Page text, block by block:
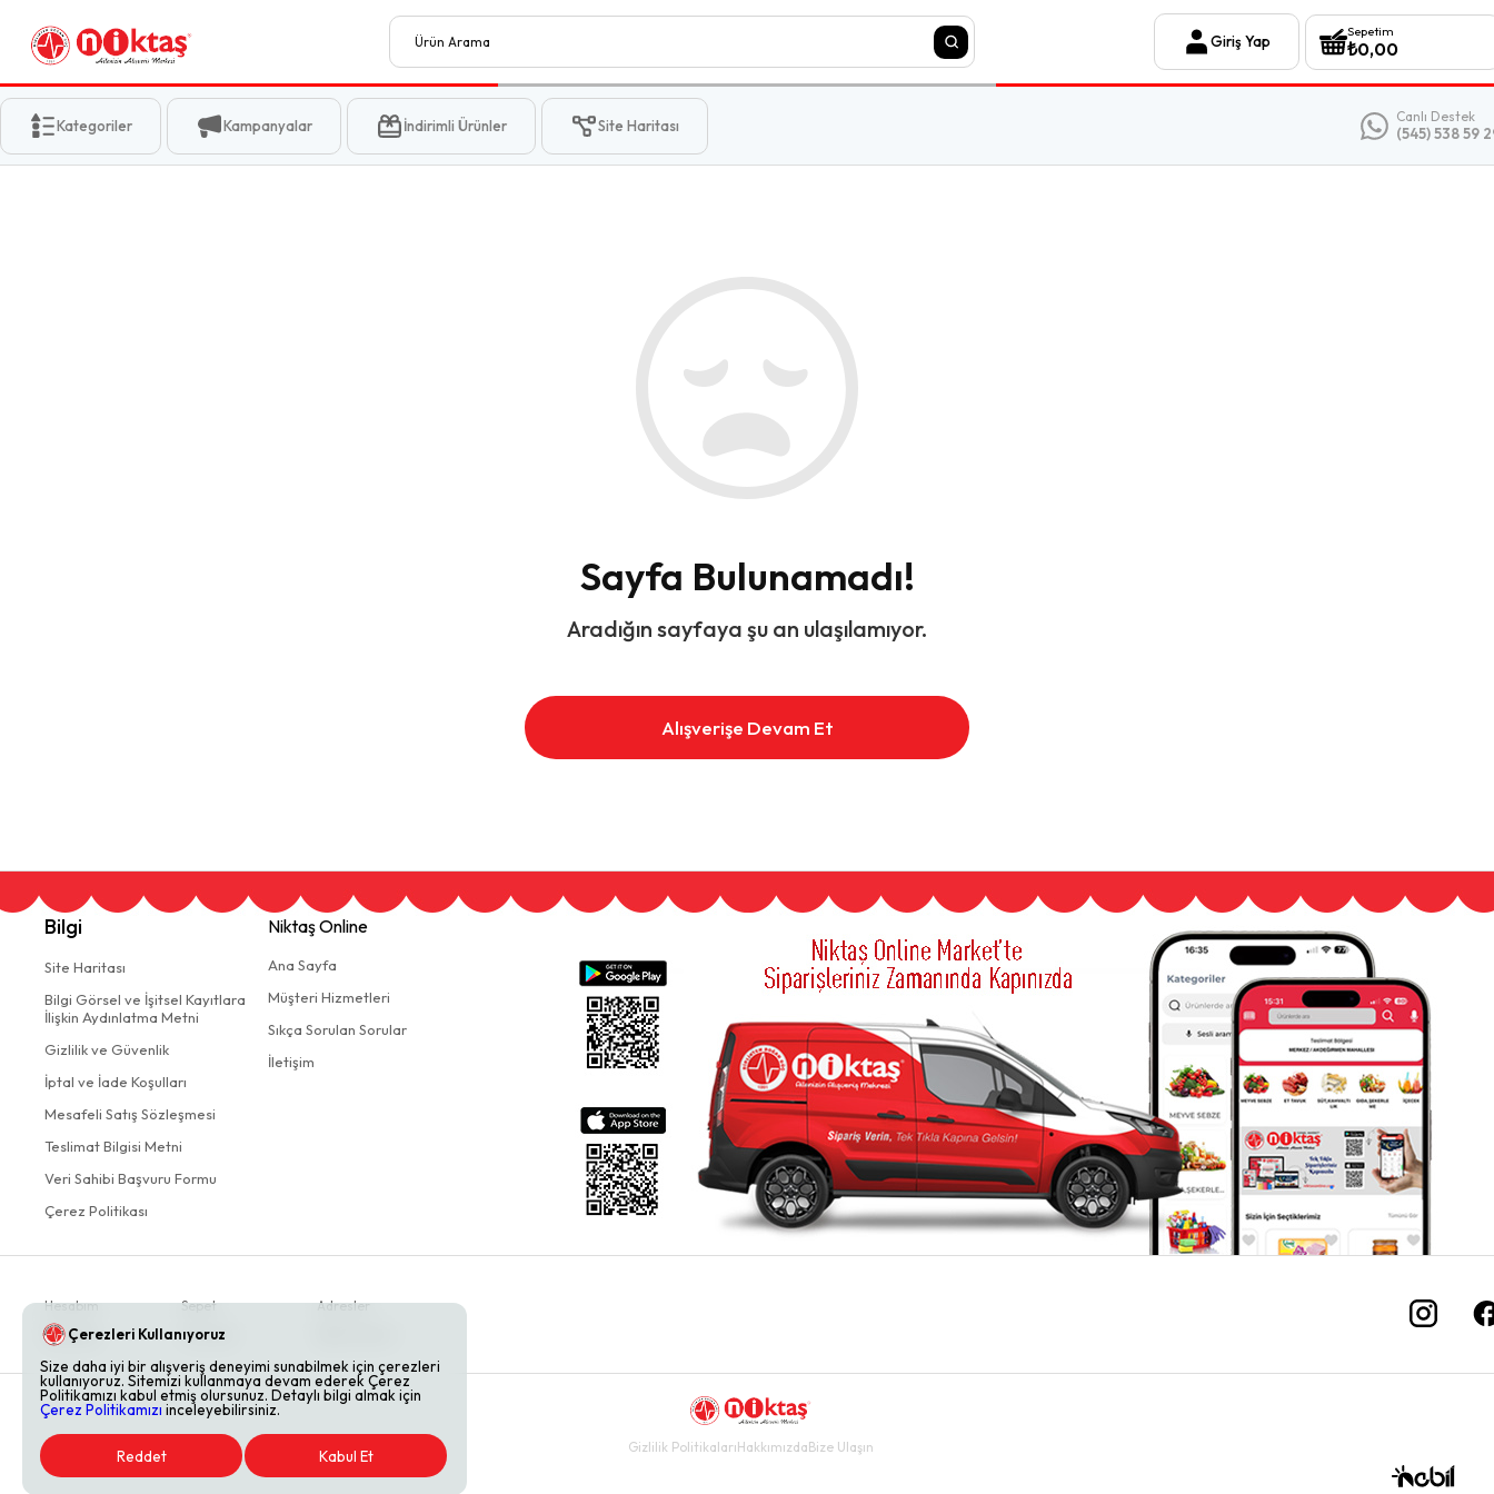
Giriş Yap
Sepetim
₺0,00
Kategoriler Kampanyalar İndirimli Ürünler Site Haritası Canlı Destek
(545) 538 59
Sayfa Bulunamadı!
Aradığın sayfaya şu an ulaşılamıyor.
Alışverişe Devam Et
Bilgi
Site Haritası
Bilgi Görsel ve İşitsel Kayıtlara
İlişkin Aydınlatma Metni
Gizlilik ve Güvenlik
İptal ve İade Koşulları
Mesafeli Satış Sözleşmesi
Teslimat Bilgisi Metni
Veri Sahibi Başvuru Formu
Çerez Politikası
Niktaş Online
Ana Sayfa
Müşteri Hizmetleri
Sıkça Sorulan Sorular
İletişim
Hesabım
Siparişler
Sepet
Favoriler
Adresler
Gizlilik PolitikalarıHakkımızdaBize Ulaşın
Çerezleri Kullanıyoruz
Size daha iyi bir alışveriş deneyimi sunabilmek için çerezleri
kullanıyoruz. Sitemizi kullanmaya devam ederek Çerez
Politikamızı kabul etmiş olursunuz. Detaylı bilgi almak için
Çerez Politikamızı inceleyebilirsiniz.
Reddet Kabul Et